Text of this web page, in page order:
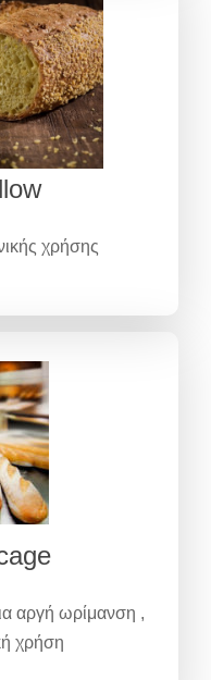
χρήσης
αργή ωρίμανση ,
χρήση